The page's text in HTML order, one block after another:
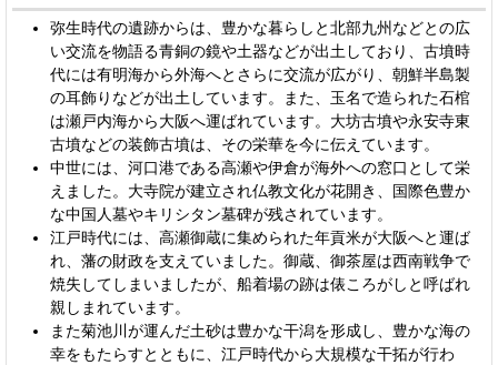
弥生時代の遺跡からは、豊かな暮らしと北部九州などとの広
い交流を物語る青銅の鏡や土器などが出土しており、古墳時
代には有明海から外海へとさらに交流が広がり、朝鮮半島製
の耳飾りなどが出土しています。また、玉名で造られた石棺
は瀬戸内海から大阪へ運ばれています。大坊古墳や永安寺東
古墳などの装飾古墳は、その栄華を今に伝えています。
中世には、河口港である高瀬や伊倉が海外への窓口として栄
えました。大寺院が建立され仏教文化が花開き、国際色豊か
な中国人墓やキリシタン墓碑が残されています。
江戸時代には、高瀬御蔵に集められた年貢米が大阪へと運ば
れ、藩の財政を支えていました。御蔵、御茶屋は西南戦争で
焼失してしまいましたが、船着場の跡は俵ころがしと呼ばれ
親しまれています。
また菊池川が運んだ土砂は豊かな干潟を形成し、豊かな海の
幸をもたらすとともに、江戸時代から大規模な干拓が行わ